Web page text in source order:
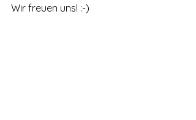
Wir freuen uns! :-)